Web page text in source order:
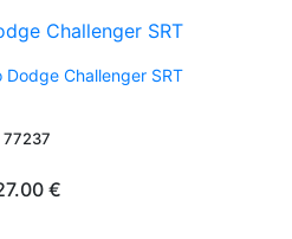
Challenger SRT
77237
€